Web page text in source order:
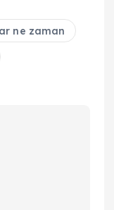
ne zaman